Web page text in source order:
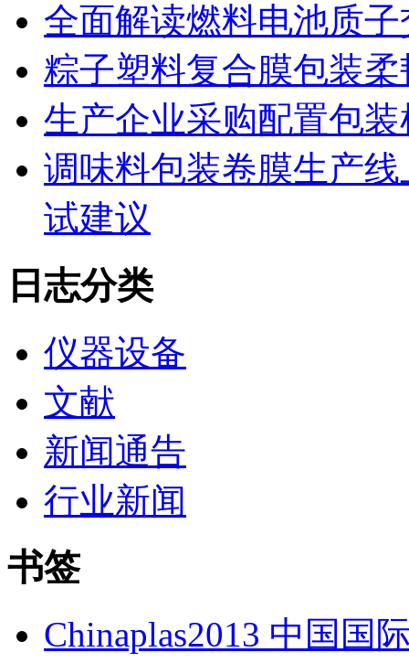
全面解读燃料电池质
粽子塑料复合膜包装
生产企业采购配置包
调味料包装卷膜生产
试建议
日志分类
仪器设备
文献
新闻通告
行业新闻
书签
Chinaplas2013 中国国